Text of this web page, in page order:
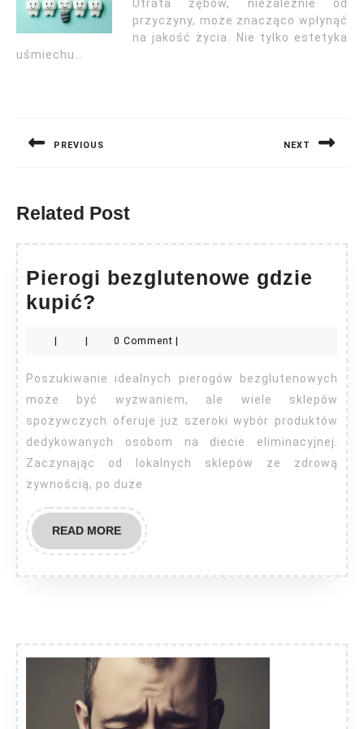
Utrata zębów, niezależnie od
przyczyny, może znacząco wpłynąć
na jakość życia. Nie tylko estetyka
uśmiechu…
PREVIOUS NEXT
Related Post
Pierogi bezglutenowe gdzie
kupić?
gdzie
kupić?
0 Comment
Poszukiwanie idealnych pierogów bezglutenowych
może być wyzwaniem, ale wiele sklepów
spożywczych oferuje już szeroki wybór produktów
dedykowanych osobom na diecie eliminacyjnej.
Zaczynając od lokalnych sklepów ze zdrową
żywnością, po duże
READ MOREREAD
MORE